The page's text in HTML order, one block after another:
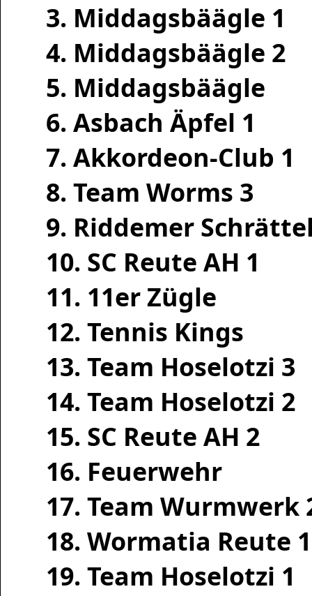
3. Middagsbäägle 1
4. Middagsbäägle 2
5. Middagsbäägle
6. Asbach Äpfel 1
7. Akkordeon-Club 1
8. Team Worms 3
9. Riddemer
10. SC Reute AH 1
11. 11er Zügle
12. Tennis Kings
13. Team Hoselotzi 3
14. Team Hoselotzi 2
15. SC Reute AH 2
16. Feuerwehr
17. Team Wurmwerk
18. Wormatia Reute 1
19. Team Hoselotzi 1